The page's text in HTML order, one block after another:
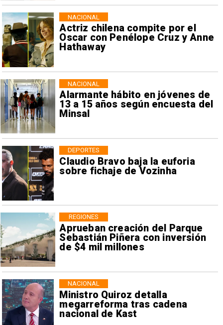
Actriz chilena compite por el
Oscar con Penélope Cruz y Anne
Hathaway
NACIONAL
Alarmante hábito en jóvenes de
13 a 15 años según encuesta del
Minsal
NACIONAL
Claudio Bravo baja la euforia
sobre fichaje de Vozinha
DEPORTES
Aprueban creación del Parque
Sebastián Piñera con inversión
de $4 mil millones
REGIONES
Ministro Quiroz detalla
megarreforma tras cadena
nacional de Kast
NACIONAL